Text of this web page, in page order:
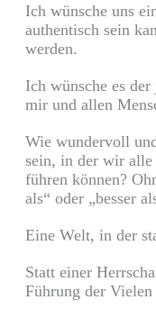
Ich wünsche uns
authentisch sein
werden.
Ich wünsche es
mir und allen
Wie wundervoll
sein, in der wir
führen können?
als“ oder „besser
Eine Welt, in der
Statt einer
Führung der Vielen